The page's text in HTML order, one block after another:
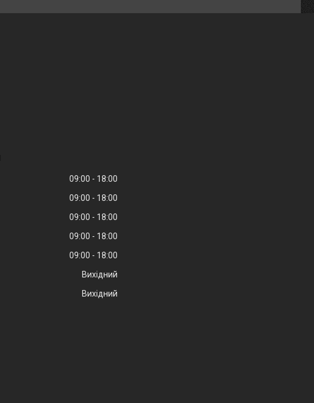
09:00
18:00
09:00
18:00
09:00
18:00
09:00
18:00
09:00
18:00
Вихідний
Вихідний